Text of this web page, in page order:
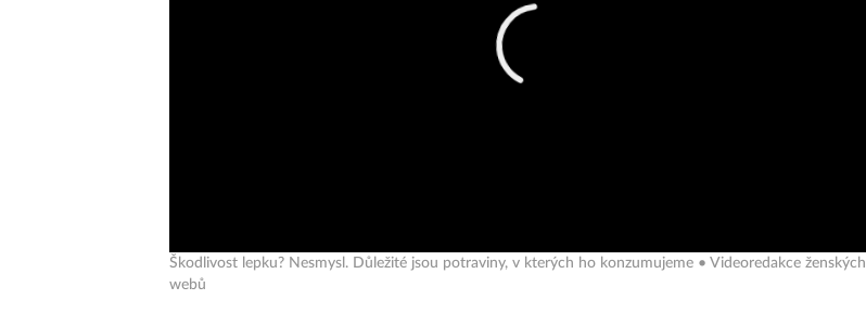
Škodlivost lepku? Nesmysl. Důležité jsou potraviny, v kterých ho konzumujeme • Videoredakce ženských
webů